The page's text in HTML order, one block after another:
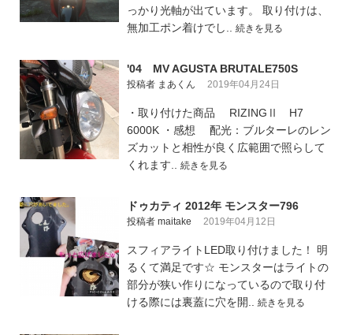
っかり光軸が出ています。 取り付けは、
無加工ポン着けでし.. 続きを見る
'04 MV AGUSTA BRUTALE750S
投稿者 まあくん 2019年04月24日
・取り付けた商品 RIZINGⅡ H7
6000K ・感想 配光：ブルターレのレン
ズカットと相性が良く広範囲で照らして
くれます.. 続きを見る
ドゥカティ 2012年 モンスター796
投稿者 maitake 2019年04月12日
スフィアライトLED取り付けました！ 明
るくて満足です☆ モンスターはライトの
部分が狭い作りになっているので取り付
ける際には裏蓋に穴を開.. 続きを見る